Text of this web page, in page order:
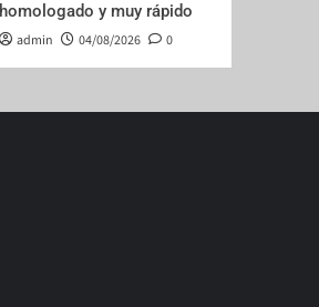
homologado y muy rápido
admin 04/08/2026 0